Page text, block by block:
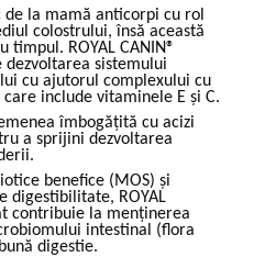
de la mamă anticorpi cu rol
colostrului, însă această
timpul. ROYAL CANIN®
dezvoltarea sistemului
cu ajutorul complexului cu
include vitaminele E și C.
îmbogățită cu acizi
a sprijini dezvoltarea
benefice (MOS) și
digestibilitate, ROYAL
contribuie la menținerea
intestinal (flora
digestie.